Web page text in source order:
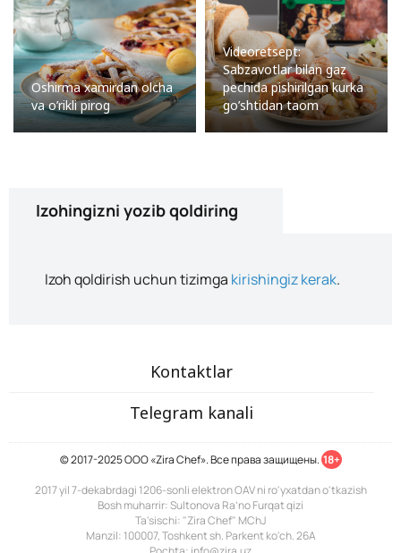
Oshirma xamirdan olcha
va o’rikli pirog
Videoretsept:
Sabzavotlar bilan gaz
pechida pishirilgan kurka
go’shtidan taom
Izohingizni yozib qoldiring
Izoh qoldirish uchun tizimga kirishingiz kerak.
Kontaktlar
Telegram kanali
© 2017-2025 ООО «Zira Chef». Все права защищены. 18+
2017 yil 7-dekabrdagi 1206-sonli elektron OAV ni ro'yxatdan o'tkazish
Bosh muharrir: Sultonova Ra’no Furqat qizi
Ta'sischi: "Zira Chef" MChJ
Manzil: 100007, Toshkent sh. Parkent ko'ch. 26A